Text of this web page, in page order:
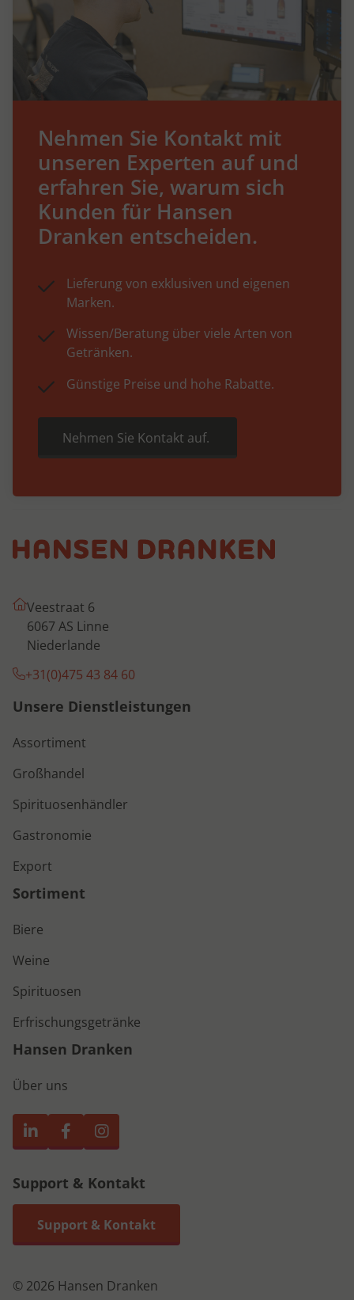
Nehmen Sie Kontakt mit
unseren Experten auf und
erfahren Sie, warum sich
Kunden für Hansen
Dranken entscheiden.
Lieferung von exklusiven und eigenen
Marken.
Wissen/Beratung über viele Arten von
Getränken.
Günstige Preise und hohe Rabatte.
Nehmen Sie Kontakt auf.
Veestraat 6
6067 AS Linne
Niederlande
+31(0)475 43 84 60
Unsere Dienstleistungen
Assortiment
Großhandel
Spirituosenhändler
Gastronomie
Export
Sortiment
Biere
Weine
Spirituosen
Erfrischungsgetränke
Hansen Dranken
Über uns
Support & Kontakt
Support & Kontakt
© 2026 Hansen Dranken